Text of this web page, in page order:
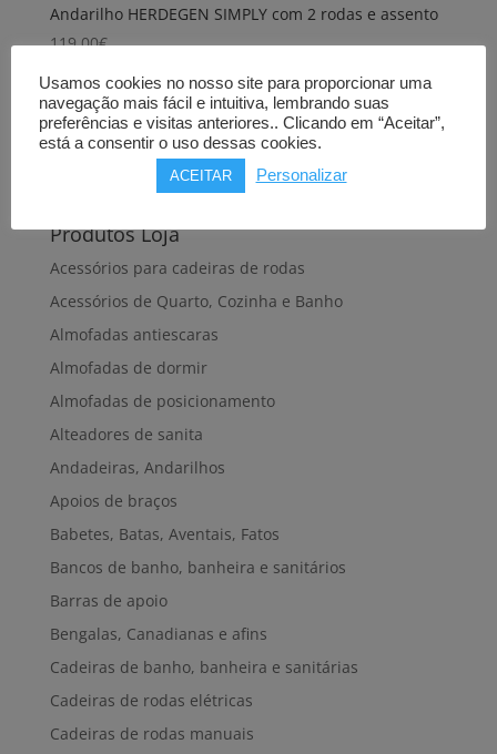
Andarilho HERDEGEN SIMPLY com 2 rodas e assento
119,00€
Produtos Loja
Acessórios para cadeiras de rodas
Acessórios de Quarto, Cozinha e Banho
Almofadas antiescaras
Almofadas de dormir
Almofadas de posicionamento
Alteadores de sanita
Andadeiras, Andarilhos
Apoios de braços
Babetes, Batas, Aventais, Fatos
Bancos de banho, banheira e sanitários
Barras de apoio
Bengalas, Canadianas e afins
Cadeiras de banho, banheira e sanitárias
Cadeiras de rodas elétricas
Cadeiras de rodas manuais
Usamos cookies no nosso site para proporcionar uma
navegação mais fácil e intuitiva, lembrando suas
preferências e visitas anteriores.. Clicando em “Aceitar”,
está a consentir o uso dessas cookies.
ACEITAR Personalizar